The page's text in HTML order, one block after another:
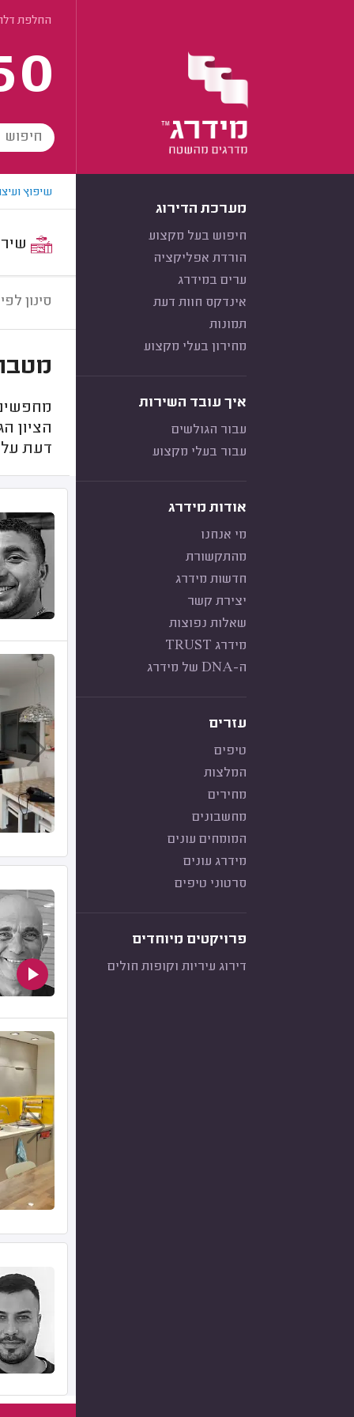
החלפת
מערכת הדירוג
חיפוש בעל מקצוע
הורדת אפליקציה
ערים במידרג
אינדקס חוות דעת
תמונות
מחירון בעלי מקצוע
איך עובד השירות
עבור הגולשים
עבור בעלי מקצוע
אודות מידרג
מי אנחנו
מהתקשורת
חדשות מידרג
יצירת קשר
שאלות נפוצות
מידרג TRUST
ה-DNA של מידרג
עזרים
טיפים
המלצות
מחירים
מחשבונים
המומחים עונים
מידרג עונים
סרטוני טיפים
פרויקטים מיוחדים
דירוג עיריות וקופות חולים
שיפוץ
סינון
הציון
דעת